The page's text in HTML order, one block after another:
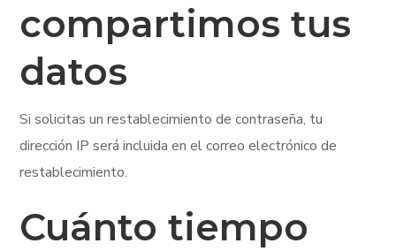
compartimos tus
datos
Si solicitas un restablecimiento de contraseña, tu
dirección IP será incluida en el correo electrónico de
restablecimiento.
Cuánto tiempo